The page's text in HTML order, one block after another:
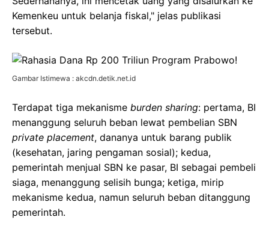
Kemenkeu untuk belanja fiskal," jelas publikasi
tersebut.
Gambar Istimewa : akcdn.detik.net.id
Terdapat tiga mekanisme burden sharing: pertama, BI
menanggung seluruh beban lewat pembelian SBN
private placement, dananya untuk barang publik
(kesehatan, jaring pengaman sosial); kedua,
pemerintah menjual SBN ke pasar, BI sebagai pembeli
siaga, menanggung selisih bunga; ketiga, mirip
mekanisme kedua, namun seluruh beban ditanggung
pemerintah.